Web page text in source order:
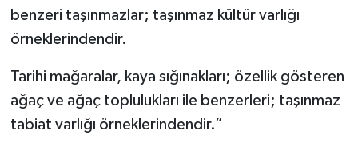
benzeri taşınmazlar; taşınmaz kültür varlığı
örneklerindendir.
Tarihi mağaralar, kaya sığınakları; özellik gösteren
ağaç ve ağaç toplulukları ile benzerleri; taşınmaz
tabiat varlığı örneklerindendir.”